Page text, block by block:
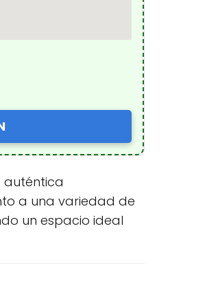
auténtica
a una variedad de
un espacio ideal